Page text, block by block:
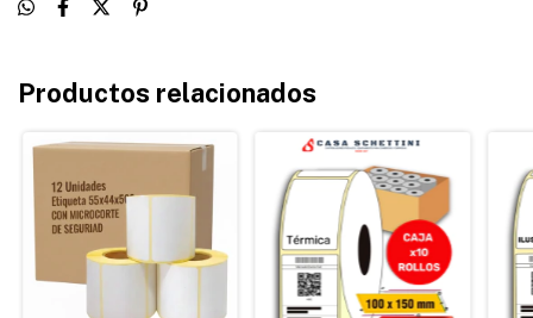
Productos relacionados